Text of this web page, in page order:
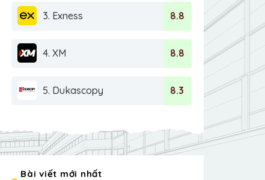
3. Exness 8.8
4. XM 8.8
5. Dukascopy 8.3
Bài viết mới nhất